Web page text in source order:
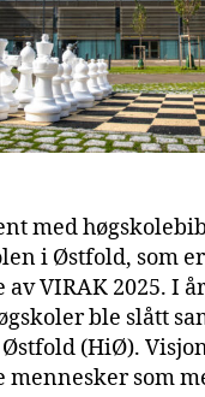
med
i Østfold, som
VIRAK 2025. I
ble slått
(HiØ).
mennesker som